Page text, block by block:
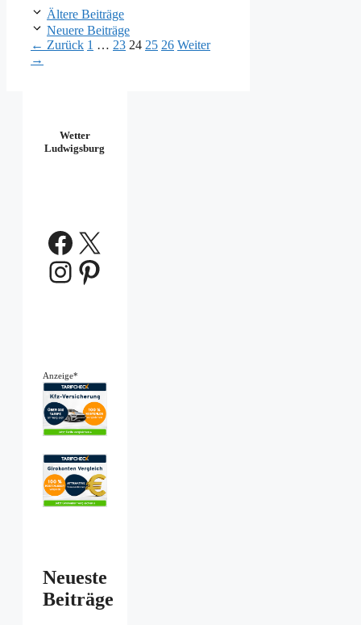
Ältere Beiträge
Neuere Beiträge
← Zurück Seite
1 … Seite
23 Seite
24 Seite
25 Seite
26 Weiter
→
Wetter
Ludwigsburg
Facebook
X
Instagram
Pinterest
Anzeige*
Neueste
Beiträge